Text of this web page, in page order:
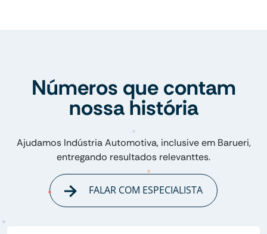
Números que contam
nossa história
Ajudamos Indústria Automotiva, inclusive em Barueri,
entregando resultados relevanttes.
FALAR COM ESPECIALISTA